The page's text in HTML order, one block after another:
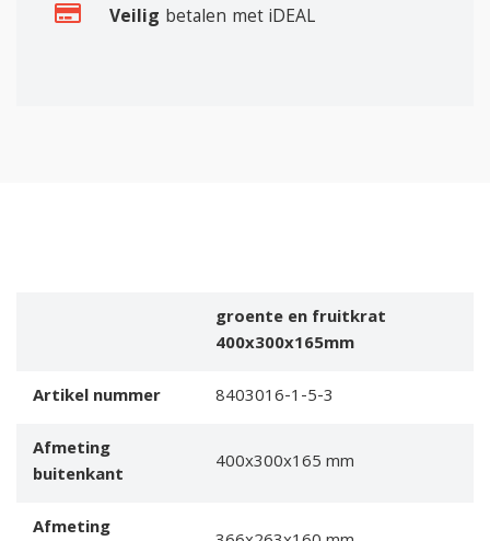
Veilig betalen met iDEAL
groente en fruitkrat
400x300x165mm
Artikel nummer
8403016-1-5-3
Afmeting
buitenkant
400x300x165 mm
Afmeting